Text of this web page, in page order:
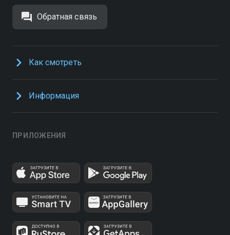
Обратная связь
Как смотреть
Информация
ПРИЛОЖЕНИЯ